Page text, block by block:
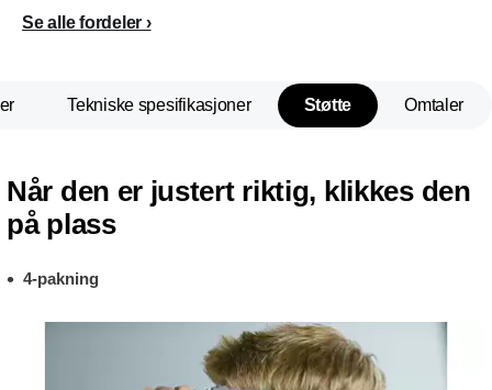
Se alle fordeler
Tekniske spesifikasjoner Støtte Omtaler
Når den er justert riktig, klikkes den
på plass
4-pakning